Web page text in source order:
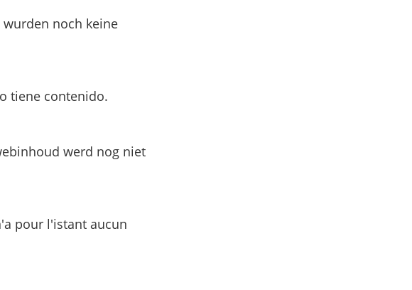
noch keine
tiene contenido.
werd nog niet
pour l'istant aucun